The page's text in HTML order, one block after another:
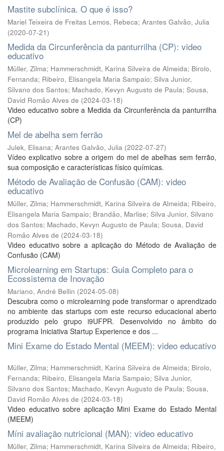
Mastite subclínica. O que é isso?
Mariel Teixeira de Freitas Lemos, Rebeca; Arantes Galvão, Julia
(2020-07-21)
Medida da Circunferência da panturrilha (CP): video
educativo
Müller, Zilma; Hammerschmidt, Karina Silveira de Almeida; Birolo,
Fernanda; Ribeiro, Elisangela Maria Sampaio; Silva Junior,
Silvano dos Santos; Machado, Kevyn Augusto de Paula; Sousa,
David Romão Alves de (2024-03-18)
Video educativo sobre a Medida da Circunferência da panturrilha
(CP)
Mel de abelha sem ferrão
Julek, Elisana; Arantes Galvão, Julia (2022-07-27)
Vídeo explicativo sobre a origem do mel de abelhas sem ferrão,
sua composição e características físico químicas.
Método de Avaliação de Confusão (CAM): video
educativo
Müller, Zilma; Hammerschmidt, Karina Silveira de Almeida; Ribeiro,
Elisangela Maria Sampaio; Brandão, Marlise; Silva Junior, Silvano
dos Santos; Machado, Kevyn Augusto de Paula; Sousa, David
Romão Alves de (2024-03-18)
Video educativo sobre a aplicação do Método de Avaliação de
Confusão (CAM)
Microlearning em Startups: Guia Completo para o
Ecossistema de Inovação
Mariano, André Bellin (2024-05-08)
Descubra como o microlearning pode transformar o aprendizado
no ambiente das startups com este recurso educacional aberto
produzido pelo grupo i9UFPR. Desenvolvido no âmbito do
programa Iniciativa Startup Experience e dos ...
Mini Exame do Estado Mental (MEEM): video educativo
Müller, Zilma; Hammerschmidt, Karina Silveira de Almeida; Birolo,
Fernanda; Ribeiro, Elisangela Maria Sampaio; Silva Junior,
Silvano dos Santos; Machado, Kevyn Augusto de Paula; Sousa,
David Romão Alves de (2024-03-18)
Video educativo sobre aplicação Mini Exame do Estado Mental
(MEEM)
Míni avaliação nutricional (MAN): video educativo
Müller, Zilma; Hammerschmidt, Karina Silveira de Almeida; Ribeiro,